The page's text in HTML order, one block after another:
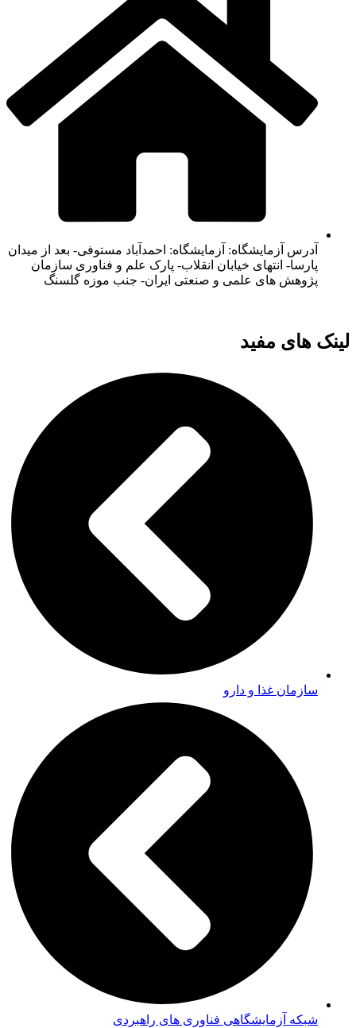
آدرس آزمایشگاه: آزمایشگاه: احمدآباد مستوفی- بعد از میدان
پارسا- انتهای خیابان انقلاب- پارک علم و فناوری سازمان
پژوهش های علمی و صنعتی ایران- جنب موزه گلسنگ
لینک های مفید
سازمان غذا و دارو
شبکه آزمایشگاهی فناوری های راهبردی